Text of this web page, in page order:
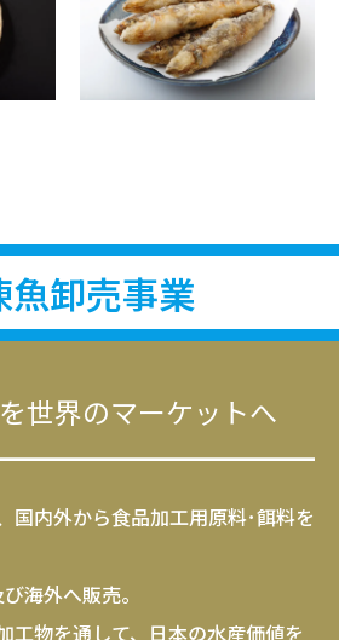
魚卸売事業
世界のマーケットへ
国内外から食品加工用原料･餌料を
海外へ販売。
工物を通して、日本の水産価値を